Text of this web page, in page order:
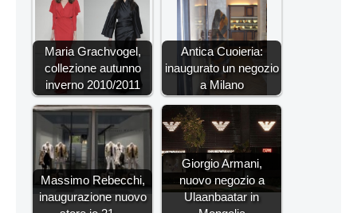
Maria Grachvogel,
collezione autunno
inverno 2010/2011
Antica Cuoieria:
inaugurato un negozio
a Milano
Massimo Rebecchi,
inaugurazione nuovo
Giorgio Armani,
nuovo negozio a
Ulaanbaatar in